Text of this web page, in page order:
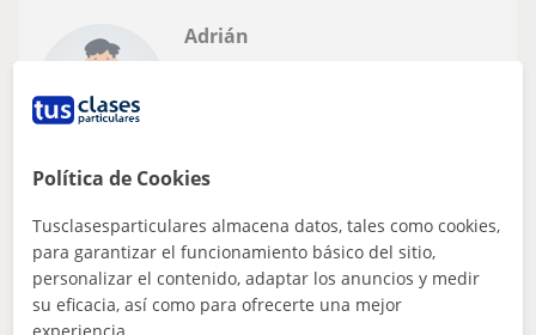
Adrián
Manises, Alaquàs, Mislata, Qu...
Recién terminado el bachillerato, puedo
dar todo tipo de asignaturas que se me
propongan y con muchas ganas de poder
Política de Cookies
Tusclasesparticulares almacena datos, tales como cookies,
para garantizar el funcionamiento básico del sitio,
personalizar el contenido, adaptar los anuncios y medir
su eficacia, así como para ofrecerte una mejor
experiencia.